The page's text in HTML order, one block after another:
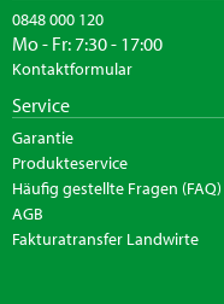
0848 000 120
Mo - Fr: 7:30 - 17:00
Kontaktformular
Service
Garantie
Produkteservice
Häufig gestellte Fragen (FAQ)
AGB
Fakturatransfer Landwirte